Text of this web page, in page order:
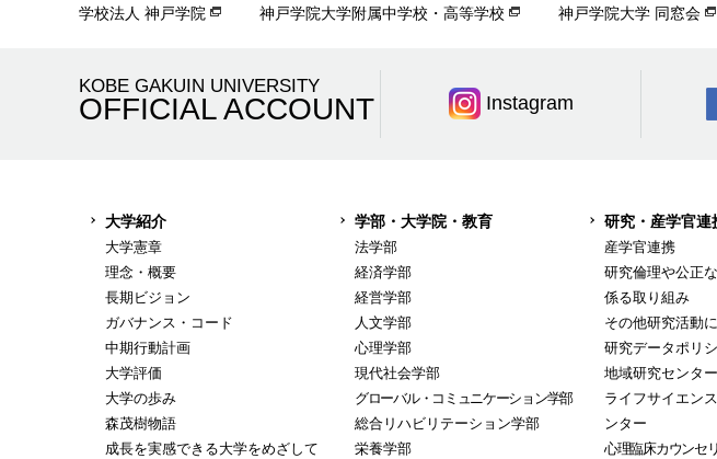
学校法人 神戸学院 神戸学院大学附属中学校・高等学校 神戸学院大学 同窓会
KOBE GAKUIN UNIVERSITY
OFFICIAL ACCOUNT Instagram
大学紹介
大学憲章
理念・概要
長期ビジョン
ガバナンス・コード
中期行動計画
大学評価
大学の歩み
森茂樹物語
成長を実感できる大学をめざして
学部・大学院・教育
法学部
経済学部
経営学部
人文学部
心理学部
現代社会学部
グローバル・コミュニケーション学部
総合リハビリテーション学部
栄養学部
研究・産学官連
産学官連携
研究倫理や公正
係る取り組み
その他研究活動
研究データポリ
地域研究センター
ライフサイエン
ンター
心理臨床カウンセ